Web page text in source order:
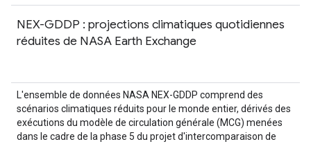
NEX-GDDP : projections climatiques quotidiennes
réduites de NASA Earth Exchange
L'ensemble de données NASA NEX-GDDP comprend des
scénarios climatiques réduits pour le monde entier, dérivés des
exécutions du modèle de circulation générale (MCG) menées
dans le cadre de la phase 5 du projet d'intercomparaison de